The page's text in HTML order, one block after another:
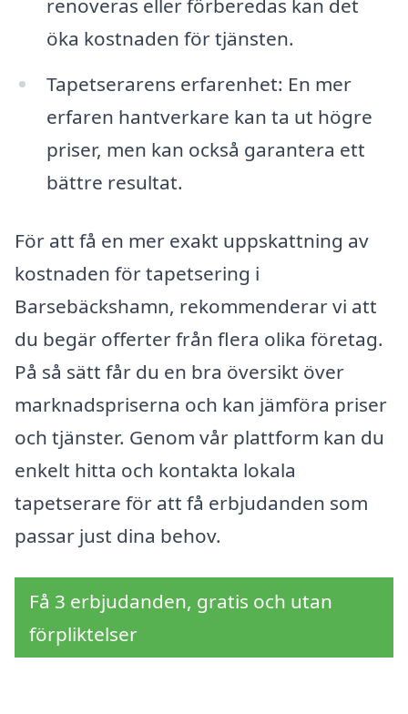
renoveras eller förberedas kan det
öka kostnaden för tjänsten.
Tapetserarens erfarenhet: En mer
erfaren hantverkare kan ta ut högre
priser, men kan också garantera ett
bättre resultat.
För att få en mer exakt uppskattning av
kostnaden för tapetsering i
Barsebäckshamn, rekommenderar vi att
du begär offerter från flera olika företag.
På så sätt får du en bra översikt över
marknadspriserna och kan jämföra priser
och tjänster. Genom vår plattform kan du
enkelt hitta och kontakta lokala
tapetserare för att få erbjudanden som
passar just dina behov.
Få 3 erbjudanden, gratis och utan
förpliktelser